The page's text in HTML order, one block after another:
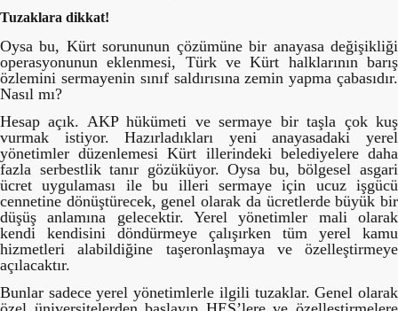
Tuzaklara dikkat!
Oysa bu, Kürt sorununun çözümüne bir anayasa değişikliği
operasyonunun eklenmesi, Türk ve Kürt halklarının barış
özlemini sermayenin sınıf saldırısına zemin yapma çabasıdır.
Nasıl mı?
Hesap açık. AKP hükümeti ve sermaye bir taşla çok kuş
vurmak istiyor. Hazırladıkları yeni anayasadaki yerel
yönetimler düzenlemesi Kürt illerindeki belediyelere daha
fazla serbestlik tanır gözüküyor. Oysa bu, bölgesel asgari
ücret uygulaması ile bu illeri sermaye için ucuz işgücü
cennetine dönüştürecek, genel olarak da ücretlerde büyük bir
düşüş anlamına gelecektir. Yerel yönetimler mali olarak
kendi kendisini döndürmeye çalışırken tüm yerel kamu
hizmetleri alabildiğine taşeronlaşmaya ve özelleştirmeye
açılacaktır.
Bunlar sadece yerel yönetimlerle ilgili tuzaklar. Genel olarak